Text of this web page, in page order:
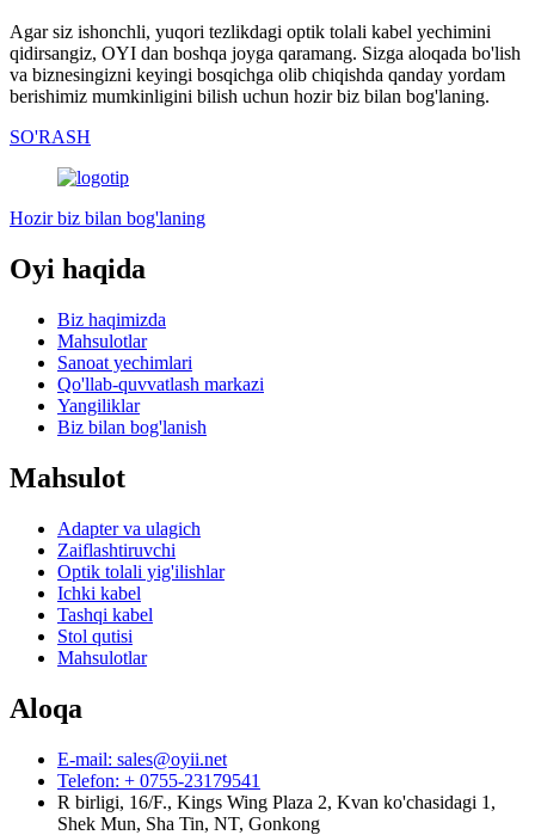
Agar siz ishonchli, yuqori tezlikdagi optik tolali kabel yechimini
qidirsangiz, OYI dan boshqa joyga qaramang. Sizga aloqada bo'lish
va biznesingizni keyingi bosqichga olib chiqishda qanday yordam
berishimiz mumkinligini bilish uchun hozir biz bilan bog'laning.
SO'RASH
Hozir biz bilan bog'laning
Oyi haqida
Biz haqimizda
Mahsulotlar
Sanoat yechimlari
Qo'llab-quvvatlash markazi
Yangiliklar
Biz bilan bog'lanish
Mahsulot
Adapter va ulagich
Zaiflashtiruvchi
Optik tolali yig'ilishlar
Ichki kabel
Tashqi kabel
Stol qutisi
Mahsulotlar
Aloqa
E-mail: sales@oyii.net
Telefon: + 0755-23179541
R birligi, 16/F., Kings Wing Plaza 2, Kvan ko'chasidagi 1,
Shek Mun, Sha Tin, NT, Gonkong